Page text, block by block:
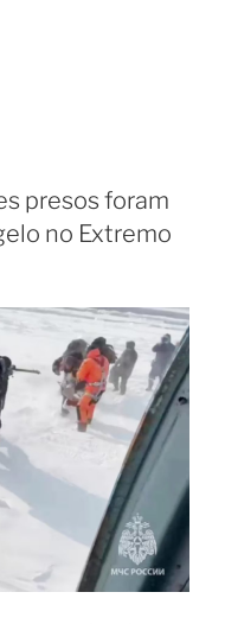
presos foram
no Extremo